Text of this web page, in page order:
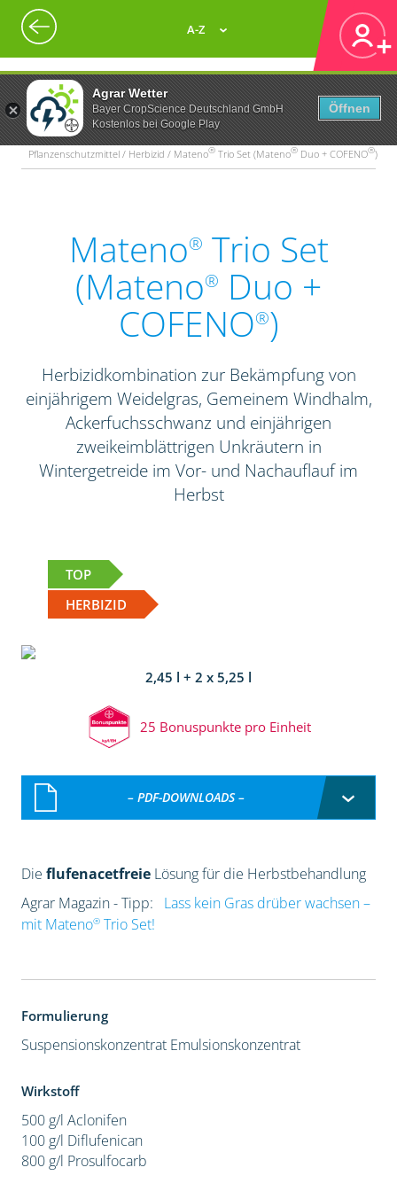
Agrar Wetter
Bayer CropScience Deutschland GmbH
Kostenlos bei Google Play
Öffnen
A-Z
Pflanzenschutzmittel / Herbizid / Mateno® Trio Set (Mateno® Duo + COFENO®)
Mateno® Trio Set
(Mateno® Duo +
COFENO®)
Herbizidkombination zur Bekämpfung von
einjährigem Weidelgras, Gemeinem Windhalm,
Ackerfuchsschwanz und einjährigen
zweikeimblättrigen Unkräutern in
Wintergetreide im Vor- und Nachauflauf im
Herbst
TOP
HERBIZID
2,45 l + 2 x 5,25 l
25 Bonuspunkte pro Einheit
– PDF-DOWNLOADS –
Die flufenacetfreieLösung für die Herbstbehandlung
Agrar Magazin - Tipp:
Lass kein Gras drüber wachsen –
mit Mateno®Trio Set!
Formulierung
Suspensionskonzentrat Emulsionskonzentrat
Wirkstoff
500 g/l Aclonifen
100 g/l Diflufenican
800 g/l Prosulfocarb